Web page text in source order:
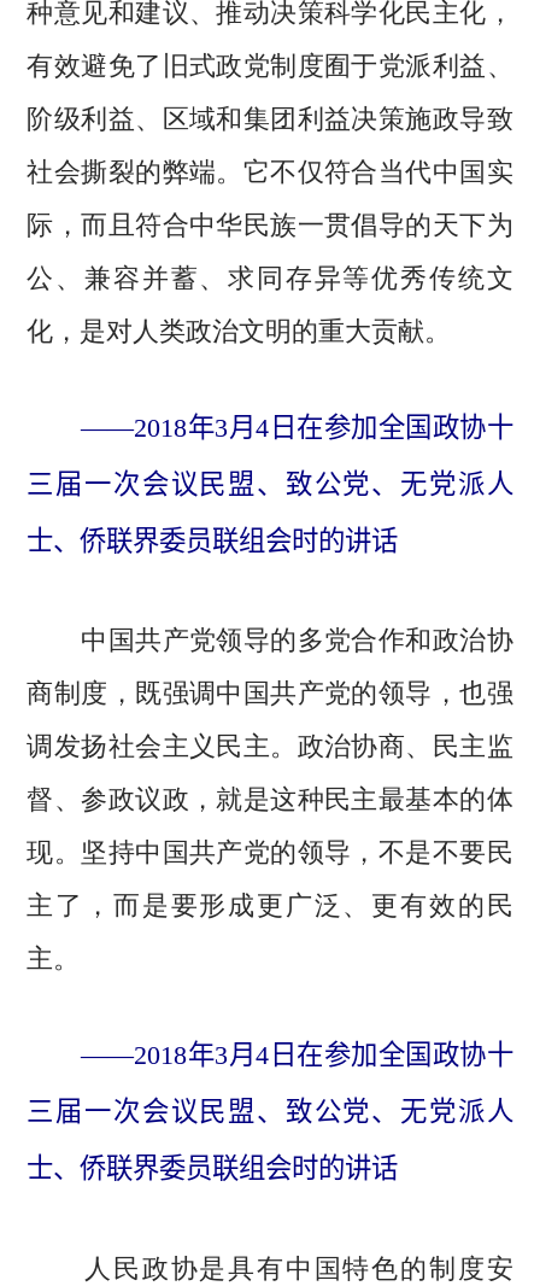
种意见和建议、推动决策科学化民主化，
有效避免了旧式政党制度囿于党派利益、
阶级利益、区域和集团利益决策施政导致
社会撕裂的弊端。它不仅符合当代中国实
际，而且符合中华民族一贯倡导的天下为
公、兼容并蓄、求同存异等优秀传统文
化，是对人类政治文明的重大贡献。
——2018年3月4日在参加全国政协十
三届一次会议民盟、致公党、无党派人
士、侨联界委员联组会时的讲话
中国共产党领导的多党合作和政治协
商制度，既强调中国共产党的领导，也强
调发扬社会主义民主。政治协商、民主监
督、参政议政，就是这种民主最基本的体
现。坚持中国共产党的领导，不是不要民
主了，而是要形成更广泛、更有效的民
主。
——2018年3月4日在参加全国政协十
三届一次会议民盟、致公党、无党派人
士、侨联界委员联组会时的讲话
人民政协是具有中国特色的制度安